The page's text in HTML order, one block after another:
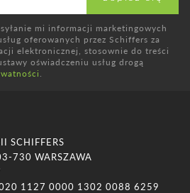
mi informacji marketingowych
oferowanych przez Schiffers za
elektronicznej, stosownie do treści
oświadczeniu usług drogą
SCHIFFERS
730 WARSZAWA
1127 0000 1302 0088 6259